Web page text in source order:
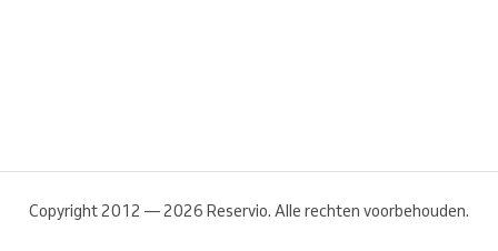
Copyright 2012 — 2026 Reservio. Alle rechten voorbehouden.